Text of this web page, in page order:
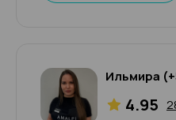
Ильмира
4.95